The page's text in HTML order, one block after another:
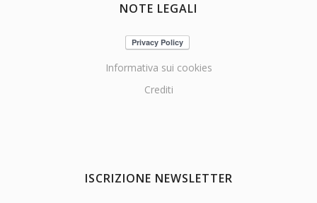
NOTE LEGALI
Informativa sui cookies
Crediti
ISCRIZIONE NEWSLETTER